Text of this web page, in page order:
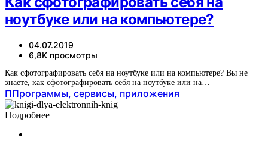
ноутбуке или на компьютере?
04.07.2019
6,8K просмотры
Как сфотографировать себя на ноутбуке или на компьютере? Вы не
знаете, как сфотографировать себя на ноутбуке или на…
ППрограммы, сервисы, приложения
Подробнее